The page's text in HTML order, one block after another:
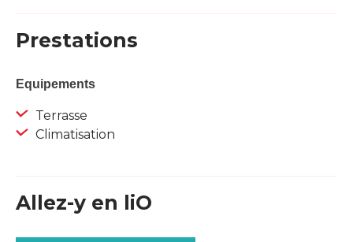
Prestations
Equipements
Terrasse
Climatisation
Allez-y en liO